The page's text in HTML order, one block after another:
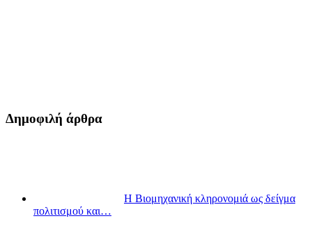
Δημοφιλή άρθρα
Η Βιομηχανική κληρονομιά ως δείγμα
πολιτισμού και…